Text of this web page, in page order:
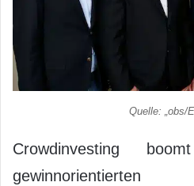
Quelle: „obs/
Crowdinvesting